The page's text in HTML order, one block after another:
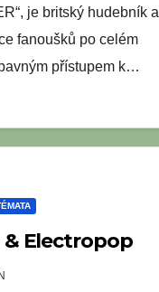
je britský hudebník a
fanoušků po celém
přístupem k…
Electropop